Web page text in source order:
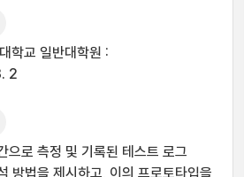
학교 일반대학원 :
2
으로 측정 및 기록된 테스트 로그
방법을 제시하고, 이의 프로토타입을